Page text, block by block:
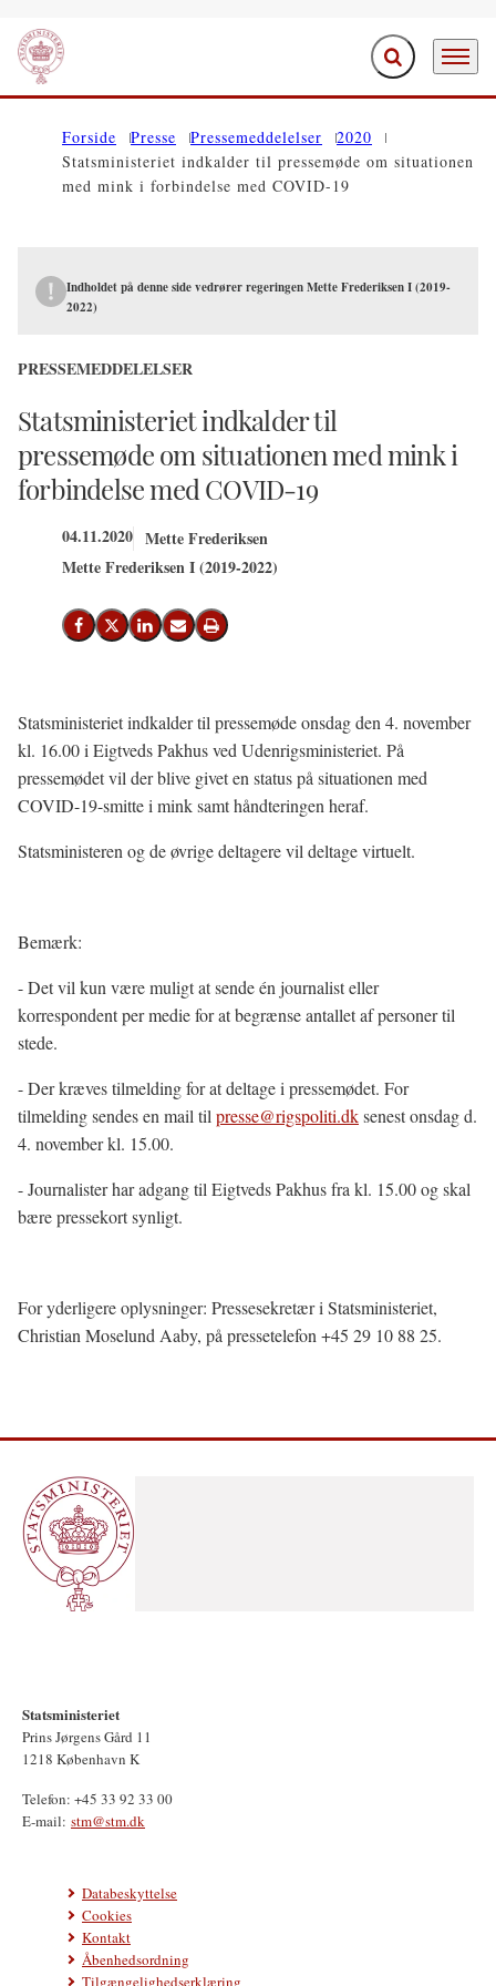
Gå til forsiden Fold søgefelt ud
Menu
Forside Presse Pressemeddelelser
2020
Statsministeriet indkalder til pressemøde om situationen
med mink i forbindelse med COVID-19
Indholdet på denne side vedrører regeringen Mette Frederiksen I (2019-
2022)
PRESSEMEDDELELSER
Statsministeriet indkalder til
pressemøde om situationen med mink i
forbindelse med COVID-19
04.11.2020 Mette Frederiksen
Mette Frederiksen I (2019-2022)
Del på Facebook
Del på X (Twitter)
Del på LinkedIn
Send email
Print
Statsministeriet indkalder til pressemøde onsdag den 4. november
kl. 16.00 i Eigtveds Pakhus ved Udenrigsministeriet. På
pressemødet vil der blive givet en status på situationen med
COVID-19-smitte i mink samt håndteringen heraf.
Statsministeren og de øvrige deltagere vil deltage virtuelt.
Bemærk:
- Det vil kun være muligt at sende én journalist eller
korrespondent per medie for at begrænse antallet af personer til
stede.
- Der kræves tilmelding for at deltage i pressemødet. For
tilmelding sendes en mail til presse@rigspoliti.dksenest onsdag d.
4. november kl. 15.00.
- Journalister har adgang til Eigtveds Pakhus fra kl. 15.00 og skal
bære pressekort synligt.
For yderligere oplysninger: Pressesekretær i Statsministeriet,
Christian Moselund Aaby, på pressetelefon +45 29 10 88 25.
Statsministeriet
Prins Jørgens Gård 11
1218 København K
Telefon: +45 33 92 33 00
E-mail: stm@stm.dk
Databeskyttelse
Cookies
Kontakt
Åbenhedsordning